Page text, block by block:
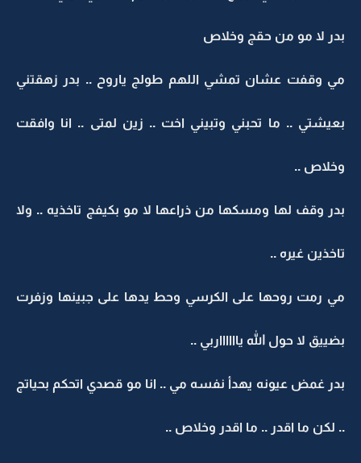
بدر لا مو من حقج وخلاص
مي وقفت عشان تمشي اللهم طولج ياروح .. بدر زهقتني
بعيشتي .. ما تحبني وتبيني اخت .. زين لمتى .. انا وافقت
وخلاص ..
بدر وقف لها ومسكها من ذراعها لا مو بكيفج تاخذيه .. ولا
تاخذين غيره ..
مي رمت روحها على الكرسي وحط يدها على جبينها وزفرت
بضييق لا حول الله يااااااربي ..
بدر غمض عيونه يهدأ نفسه مي .. انا مو قصدي اتحكم بحياتج
.. لكن ما اقدر .. ما اقدر وخلاص ..